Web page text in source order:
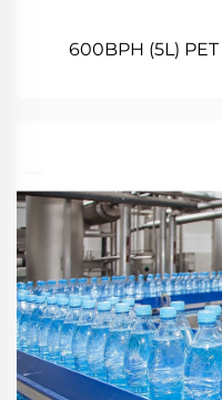
600BPH (5L)